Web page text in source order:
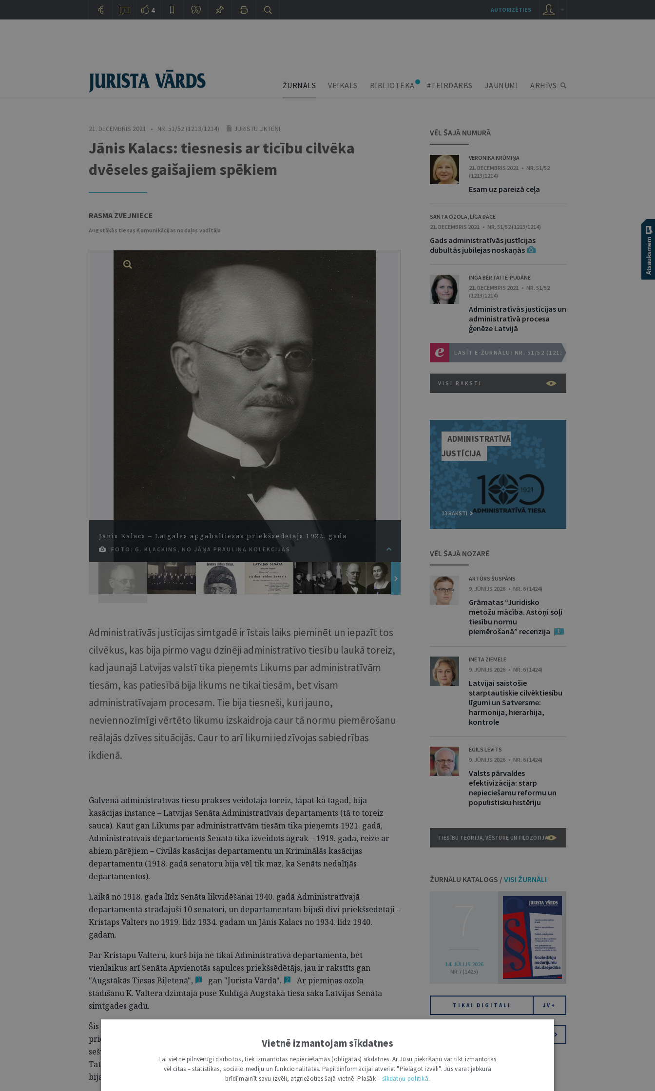
ŽURNĀLS VEIKALS BIBLIOTĒKA #TEIRDARBS JAUNUMI ARHĪVS
21. DECEMBRIS 2021 • NR. 51/52 (1213/1214) JURISTU LIKTEŅI
Jānis Kalacs: tiesnesis ar ticību cilvēka
dvēseles gaišajiem spēkiem
RASMA ZVEJNIECE
Augstākās tiesas Komunikācijas nodaļas vadītāja
Jānis Kalacs – Latgales apgabaltiesas priekšsēdētājs 1922. gadā
FOTO: G. KĻACKINS, NO JĀŅA PRAULIŅA KOLEKCIJAS
Administratīvās justīcijas simtgadē ir īstais laiks pieminēt un iepazīt tos
cilvēkus, kas bija pirmo vagu dzinēji administratīvo tiesību laukā toreiz,
kad jaunajā Latvijas valstī tika pieņemts Likums par administratīvām
tiesām, kas patiesībā bija likums ne tikai tiesām, bet visam
administratīvajam procesam. Tie bija tiesneši, kuri jauno,
neviennozīmīgi vērtēto likumu izskaidroja caur tā normu piemērošanu
reālajās dzīves situācijās. Caur to arī likumi iedzīvojas sabiedrības
ikdienā.
Galvenā administratīvās tiesu prakses veidotāja toreiz, tāpat kā tagad, bija
kasācijas instance – Latvijas Senāta Administratīvais departaments (tā to toreiz
sauca). Kaut gan Likums par administratīvām tiesām tika pieņemts 1921. gadā,
Administratīvais departaments Senātā tika izveidots agrāk – 1919. gadā, reizē ar
abiem pārējiem – Civilās kasācijas departamentu un Kriminālās kasācijas
departamentu (1918. gadā senatoru bija vēl tik maz, ka Senāts nedalījās
departamentos).
Laikā no 1918. gada līdz Senāta likvidēšanai 1940. gadā Administratīvajā
departamentā strādājuši 10 senatori, un departamentam bijuši divi priekšsēdētāji –
Kristaps Valters no 1919. līdz 1934. gadam un Jānis Kalacs no 1934. līdz 1940.
gadam.
Par Kristapu Valteru, kurš bija ne tikai Administratīvā departamenta, bet
vienlaikus arī Senāta Apvienotās sapulces priekšsēdētājs, jau ir rakstīts gan
"Augstākās Tiesas Biļetenā", 1 gan "Jurista Vārdā". 2
Ar piemiņas ozola
stādīšanu K. Valtera dzimtajā pusē Kuldīgā Augstākā tiesa sāka Latvijas Senāta
simtgades gadu.
Šis raksts būs mēģinājums vairāk iepazīt Administratīvā departamenta otro
priekšsēdētāju J. Kalacu, kurš departamenta vadītāja amatā bija īsāku laiku – tikai
sešus gadus, bet senatora amatā – 19 gadus no 23 Senāta pastāvēšanas gadiem.
Tātad praktiski visa Latvijas administratīvo tiesību prakse pirmajā brīvvalsts laikā
bija veidota ar viņa vislielāko līdzdalību.
VĒL ŠAJĀ NUMURĀ
VERONIKA KRŪMIŅA
21. DECEMBRIS 2021 • NR. 51/52
(1213/1214)
Esam uz pareizā ceļa
SANTA OZOLA,LĪGA DĀCE
21. DECEMBRIS 2021 • NR. 51/52 (1213/1214)
Gads administratīvās justīcijas
dubultās jubilejas noskaņās
INGA BĒRTAITE-PUDĀNE
21. DECEMBRIS 2021 • NR. 51/52
(1213/1214)
Administratīvās justīcijas un
administratīvā procesa
ģenēze Latvijā
LASĪT E-ŽURNĀLU: NR. 51/52 (1213/1214)
VISI RAKSTI
ADMINISTRATĪVĀ
JUSTĪCIJA
13 RAKSTI
VĒL ŠAJĀ NOZARĒ
ARTŪRS ŠUSPĀNS
9. JŪNIJS 2026 • NR. 6 (1424)
Grāmatas “Juridisko
metožu mācība. Astoņi soļi
tiesību normu
piemērošanā” recenzija
1
INETA ZIEMELE
9. JŪNIJS 2026 • NR. 6 (1424)
Latvijai saistošie
starptautiskie cilvēktiesību
līgumi un Satversme:
harmonija, hierarhija,
kontrole
EGILS LEVITS
9. JŪNIJS 2026 • NR. 6 (1424)
Valsts pārvaldes
efektivizācija: starp
nepieciešamu reformu un
populistisku histēriju
TIESĪBU TEORIJA, VĒSTURE UN FILOZOFIJA
ŽURNĀLU KATALOGS / VISI ŽURNĀLI
14. JŪLIJS 2026
NR 7 (1425)
TIKAI DIGITĀLI JV+
4 AUTORIZĒTIES
Vietnē izmantojam sīkdatnes
Lai vietne pilnvērtīgi darbotos, tiek izmantotas nepieciešamās (obligātās) sīkdatnes. Ar Jūsu piekrišanu var tikt izmantotas
vēl citas – statistikas, sociālo mediju un funkcionalitātes. Papildinformācijai atveriet "Pielāgot izvēli". Jūs varat jebkurā
brīdī mainīt savu izvēli, atgriežoties šajā vietnē. Plašāk – sīkdatņu politikā.